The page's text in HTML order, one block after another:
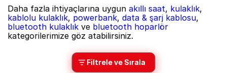
Daha fazla ihtiyaçlarına uygun akıllı saat, kulaklık,
kablolu kulaklık, powerbank, data & şarj kablosu,
bluetooth kulaklık ve bluetooth hoparlör
kategorilerimize göz atabilirsiniz.
Filtrele ve Sırala